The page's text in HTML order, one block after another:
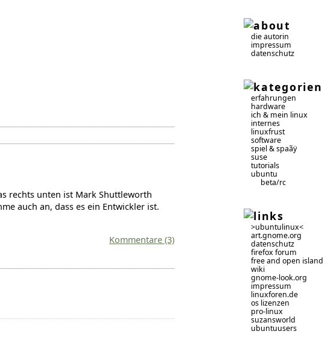
rechts unten ist Mark Shuttleworth
auch an, dass es ein Entwickler ist.
Kommentare (3)
die autorin
impressum
datenschutz
erfahrungen
hardware
ich & mein linux
internes
linuxfrust
software
spiel & spaãÿ
suse
tutorials
ubuntu
beta/rc
>ubuntulinux<
art.gnome.org
datenschutz
firefox forum
free and open island
wiki
gnome-look.org
impressum
linuxforen.de
os lizenzen
pro-linux
suzansworld
ubuntuusers